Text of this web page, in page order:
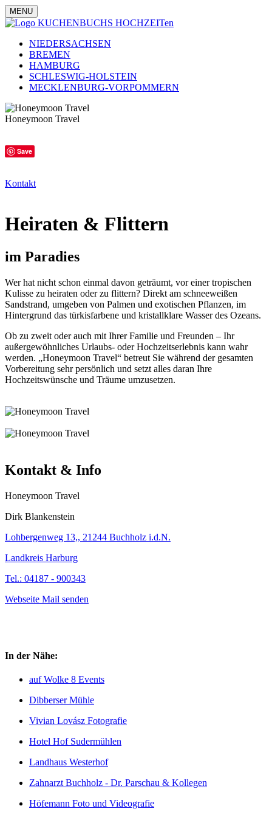
MENU
NIEDERSACHSEN
BREMEN
HAMBURG
SCHLESWIG-HOLSTEIN
MECKLENBURG-VORPOMMERN
Honeymoon Travel
Save
Kontakt
Heiraten & Flittern
im Paradies
Wer hat nicht schon einmal davon geträumt, vor einer tropischen
Kulisse zu heiraten oder zu flittern? Direkt am schneeweißen
Sandstrand, umgeben von Palmen und exotischen Pflanzen, im
Hintergrund das türkisfarbene und kristallklare Wasser des Ozeans.
Ob zu zweit oder auch mit Ihrer Familie und Freunden – Ihr
außergewöhnliches Urlaubs- oder Hochzeitserlebnis kann wahr
werden. „Honeymoon Travel“ betreut Sie während der gesamten
Vorbereitung sehr persönlich und setzt alles daran Ihre
Hochzeitswünsche und Träume umzusetzen.
Kontakt & Info
Honeymoon Travel
Dirk Blankenstein
Lohbergenweg 13,, 21244 Buchholz i.d.N.
Landkreis Harburg
Tel.: 04187 - 900343
Webseite Mail senden
In der Nähe:
auf Wolke 8 Events
Dibberser Mühle
Vivian Lovász Fotografie
Hotel Hof Sudermühlen
Landhaus Westerhof
Zahnarzt Buchholz - Dr. Parschau & Kollegen
Höfemann Foto und Videografie